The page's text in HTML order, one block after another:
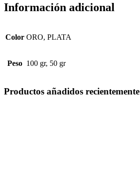
Información adicional
Color ORO, PLATA
Peso 100 gr, 50 gr
Productos añadidos recientemente